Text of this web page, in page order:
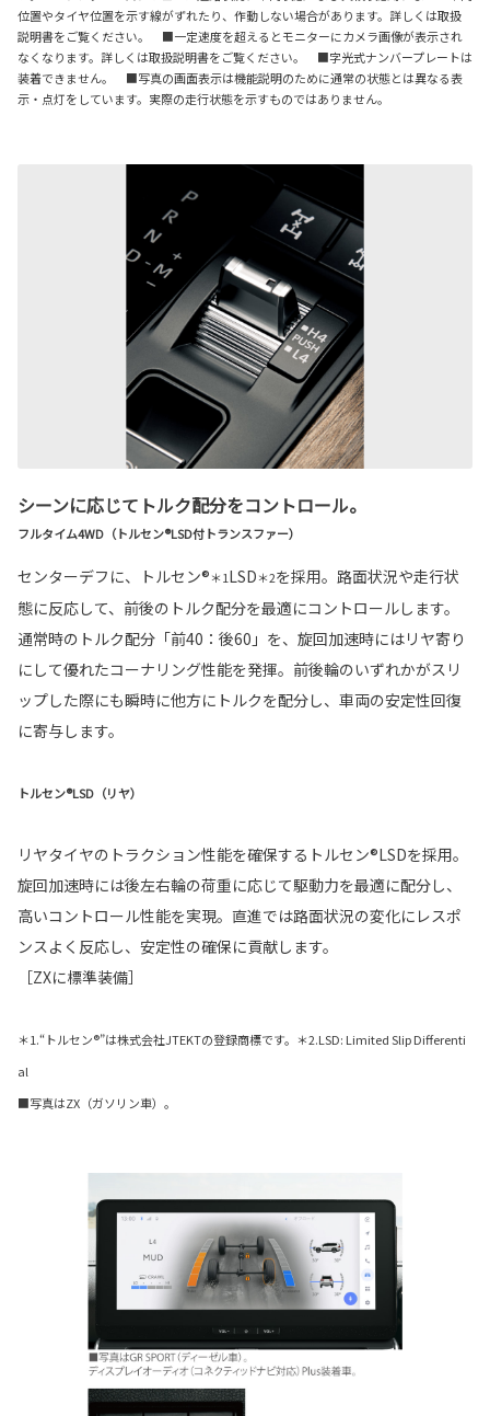
位置やタイヤ位置を示す線がずれたり、作動しない場合があります。詳しくは取扱
説明書をご覧ください。 ■一定速度を超えるとモニターにカメラ画像が表示され
なくなります。詳しくは取扱説明書をご覧ください。 ■字光式ナンバープレートは
装着できません。 ■写真の画面表示は機能説明のために通常の状態とは異なる表
示・点灯をしています。実際の走行状態を示すものではありません。
シーンに応じてトルク配分をコントロール。
フルタイム4WD（トルセン®LSD付トランスファー）
センターデフに、トルセン®＊1LSD＊2を採用。路面状況や走行状
態に反応して、前後のトルク配分を最適にコントロールします。
通常時のトルク配分「前40：後60」を、旋回加速時にはリヤ寄り
にして優れたコーナリング性能を発揮。前後輪のいずれかがスリ
ップした際にも瞬時に他方にトルクを配分し、車両の安定性回復
に寄与します。
トルセン®LSD（リヤ）
リヤタイヤのトラクション性能を確保するトルセン®LSDを採用。
旋回加速時には後左右輪の荷重に応じて駆動力を最適に配分し、
高いコントロール性能を実現。直進では路面状況の変化にレスポ
ンスよく反応し、安定性の確保に貢献します。
［ZXに標準装備］
＊1.“トルセン®”は株式会社JTEKTの登録商標です。＊2.LSD: Limited Slip Differenti
al
■写真はZX（ガソリン車）。